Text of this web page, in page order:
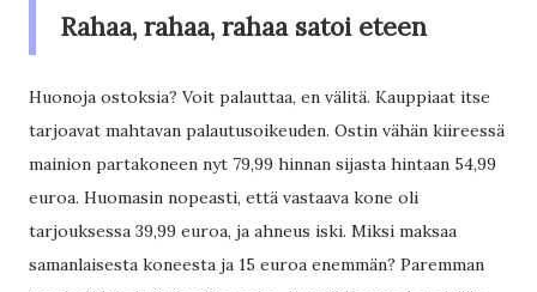
Rahaa, rahaa, rahaa satoi eteen
Huonoja ostoksia? Voit palauttaa, en välitä. Kauppiaat itse
tarjoavat mahtavan palautusoikeuden. Ostin vähän kiireessä
mainion partakoneen nyt 79,99 hinnan sijasta hintaan 54,99
euroa. Huomasin nopeasti, että vastaava kone oli
tarjouksessa 39,99 euroa, ja ahneus iski. Miksi maksaa
samanlaisesta koneesta ja 15 euroa enemmän? Paremman